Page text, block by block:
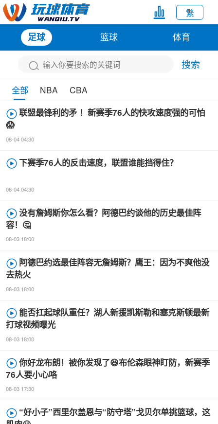
繁
足球 篮球 体育
搜索
全部 NBA CBA
联盟最锋利的矛 ！新赛季76人的快攻速度强的可怕
😱
08-04 04:30
下赛季76人的反击速度，联盟谁能挡得住？
08-04 04:30
没有詹姆斯你怎么看？阿德巴约谈他的历史最佳阵
容！🤔
08-03 18:00
阿德巴约选最佳阵容无詹姆斯？鹰王：因为不爽他没
去热火
08-03 18:00
能否扛起球队重任？湖人新援凯斯勒和塞克斯顿最新
打球视频曝光
08-03 18:00
你好龙布朗！被你发现了😆布伦森眼神盯防，新赛季
76人要小心咯
08-03 17:30
“好小子”西里尔盖恩与“防守塔”戈贝尔单挑篮球，这